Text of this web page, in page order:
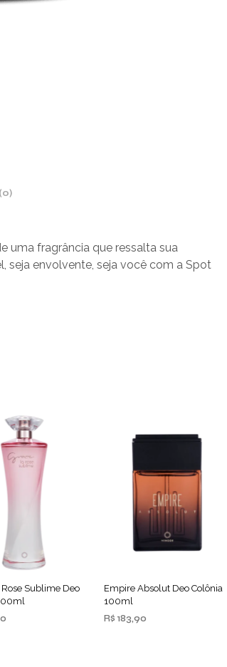
uma fragrância que ressalta sua
seja envolvente, seja você com a Spot
Rose Sublime Deo
Empire Absolut Deo Colônia
100ml
R$ 183,90